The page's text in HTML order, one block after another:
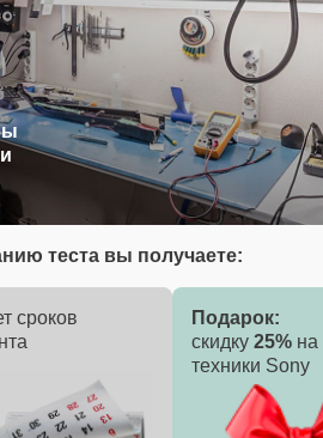
теста вы получаете:
сроков
Подарок:
скидку 25% на
техники Sony